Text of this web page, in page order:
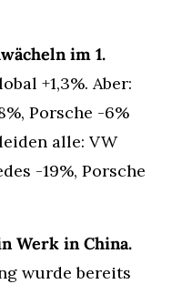
im 1.
+1,3%. Aber:
Porsche -6%
alle: VW
-19%, Porsche
Werk in China.
wurde bereits